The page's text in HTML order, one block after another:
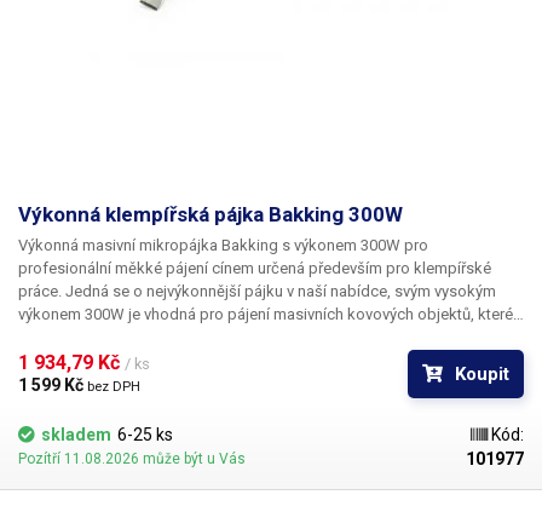
Výkonná klempířská pájka Bakking 300W
Výkonná masivní mikropájka Bakking s výkonem 300W pro
profesionální měkké pájení cínem určená především pro klempířské
práce. Jedná se o nejvýkonnější pájku v naší nabídce, svým vysokým
výkonem 300W je vhodná pro pájení masivních kovových objektů, které
nespájitelné. Hrot mikropájky je z velkého masivu (300g) o průměru
18mm, takže jakmile se nahřeje, má dobrou tepelnou setrvačnost a
má zploštělý konec o šířce 25mm. Poniklovaný hrot je snadno
vyměnitelný, v páječce je uchycen pomocí křížových šroubků. Pájka je
1 934,79 Kč / ks
1 599 Kč bez DPH
Koupit
skladem 6-25 ks
Pozítří 11.08.2026 může být u Vás
Kód:
101977